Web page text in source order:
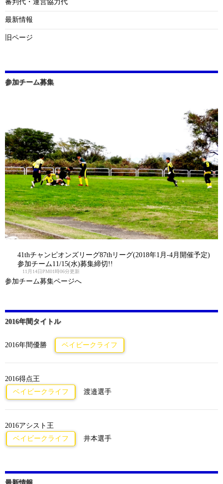
審判代・運営協力代
最新情報
旧ページ
参加チーム募集
41thチャンピオンズリーグ87thリーグ(2018年1月-4月開催予定)
参加チーム11/15(水)募集締切!!
11月14日PM01時06分更新
参加チーム募集ページへ
2016年間タイトル
2016年間優勝 ベイビークライフ
2016得点王
ベイビークライフ
渡邉選手
2016アシスト王
ベイビークライフ
井本選手